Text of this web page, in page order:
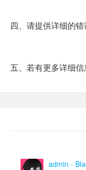
四、请提供详细的错
五、若有更多详细信
admin -